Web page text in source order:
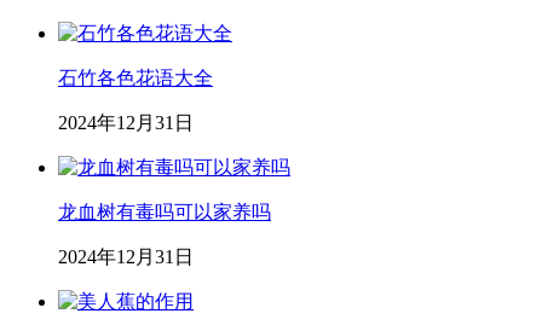
石竹各色花语大全
2024年12月31日
龙血树有毒吗可以家养吗
2024年12月31日